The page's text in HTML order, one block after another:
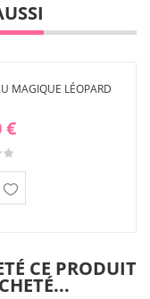
MAGIQUE LÉOPARD
€
CE PRODUIT